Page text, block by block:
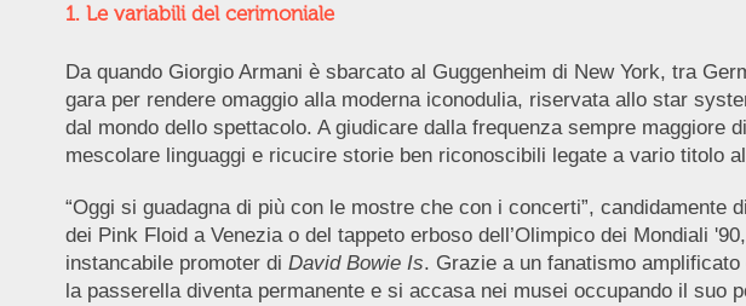
1. Le variabili del cerimoniale
Da quando Giorgio Armani è sbarcato al Guggenheim di New York, tra
gara per rendere omaggio alla moderna iconodulia, riservata allo star
dal mondo dello spettacolo. A giudicare dalla frequenza sempre
mescolare linguaggi e ricucire storie ben riconoscibili legate a vario titolo
“Oggi si guadagna di più con le mostre che con i concerti”,
dei Pink Floid a Venezia o del tappeto erboso dell’Olimpico dei Mondiali
instancabile promoter di David Bowie Is. Grazie a un fanatismo
la passerella diventa permanente e si accasa nei musei occupando il